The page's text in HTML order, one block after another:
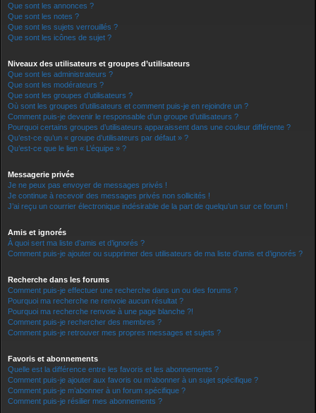
Que sont les annonces ?
Que sont les notes ?
Que sont les sujets verrouillés ?
Que sont les icônes de sujet ?
Niveaux des utilisateurs et groupes d’utilisateurs
Que sont les administrateurs ?
Que sont les modérateurs ?
Que sont les groupes d’utilisateurs ?
Où sont les groupes d’utilisateurs et comment puis-je en rejoindre un ?
Comment puis-je devenir le responsable d’un groupe d’utilisateurs ?
Pourquoi certains groupes d’utilisateurs apparaissent dans une couleur différente ?
Qu’est-ce qu’un « groupe d’utilisateurs par défaut » ?
Qu’est-ce que le lien « L’équipe » ?
Messagerie privée
Je ne peux pas envoyer de messages privés !
Je continue à recevoir des messages privés non sollicités !
J’ai reçu un courrier électronique indésirable de la part de quelqu’un sur ce forum !
Amis et ignorés
À quoi sert ma liste d’amis et d’ignorés ?
Comment puis-je ajouter ou supprimer des utilisateurs de ma liste d’amis et d’ignorés ?
Recherche dans les forums
Comment puis-je effectuer une recherche dans un ou des forums ?
Pourquoi ma recherche ne renvoie aucun résultat ?
Pourquoi ma recherche renvoie à une page blanche ?!
Comment puis-je rechercher des membres ?
Comment puis-je retrouver mes propres messages et sujets ?
Favoris et abonnements
Quelle est la différence entre les favoris et les abonnements ?
Comment puis-je ajouter aux favoris ou m’abonner à un sujet spécifique ?
Comment puis-je m’abonner à un forum spécifique ?
Comment puis-je résilier mes abonnements ?